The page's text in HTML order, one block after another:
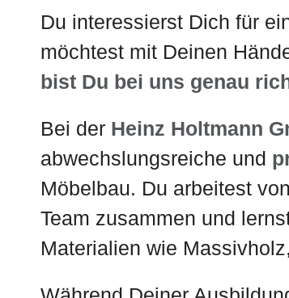
Du interessierst Dich für
möchtest mit Deinen
bist Du bei uns genau
Bei der Heinz Holtmann
abwechslungsreiche und
Möbelbau. Du arbeitest
Team zusammen und
Materialien wie